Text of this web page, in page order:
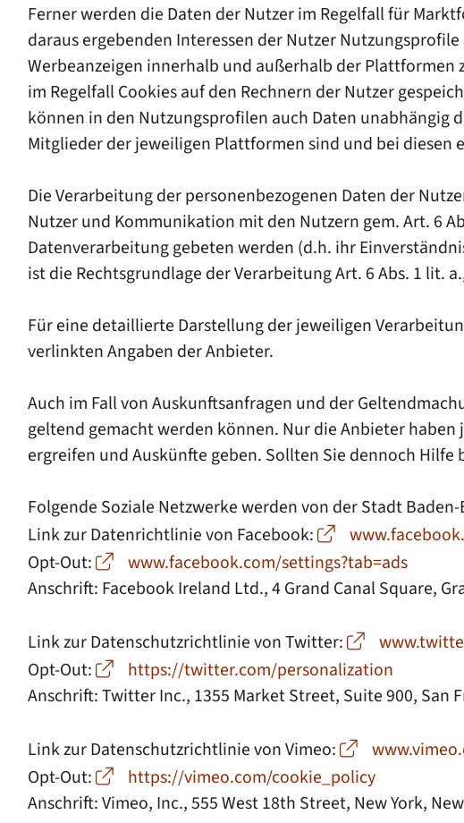
Ferner werden die Daten der Nutzer im Regelfall für
daraus ergebenden Interessen der Nutzer
Werbeanzeigen innerhalb und außerhalb der
im Regelfall Cookies auf den Rechnern der Nutzer
können in den Nutzungsprofilen auch Daten unabhängig
Mitglieder der jeweiligen Plattformen sind und bei diesen
Die Verarbeitung der personenbezogenen Daten der
Nutzer und Kommunikation mit den Nutzern gem. Art. 6
Datenverarbeitung gebeten werden (d.h. ihr
ist die Rechtsgrundlage der Verarbeitung Art. 6 Abs. 1 lit.
Für eine detaillierte Darstellung der jeweiligen
verlinkten Angaben der Anbieter.
Auch im Fall von Auskunftsanfragen und der
geltend gemacht werden können. Nur die Anbieter
ergreifen und Auskünfte geben. Sollten Sie dennoch
Folgende Soziale Netzwerke werden von der Stadt
Link zur Datenrichtlinie von Facebook:
Opt-Out:
www.facebook.com/settings?tab=ads
Anschrift: Facebook Ireland Ltd., 4 Grand Canal Square,
Link zur Datenschutzrichtlinie von Twitter:
Opt-Out:
https://twitter.com/personalization
Anschrift: Twitter Inc., 1355 Market Street, Suite 900, San
Link zur Datenschutzrichtlinie von Vimeo:
Opt-Out:
https://vimeo.com/cookie_policy
Anschrift: Vimeo, Inc., 555 West 18th Street, New York,